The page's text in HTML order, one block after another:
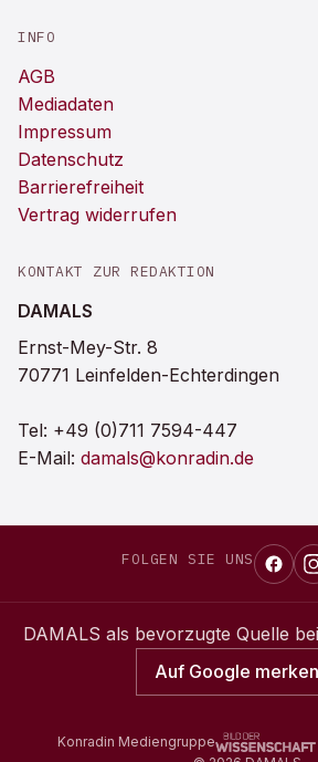
INFO
AGB
Mediadaten
Impressum
Datenschutz
Barrierefreiheit
Vertrag widerrufen
KONTAKT ZUR REDAKTION
DAMALS
Ernst-Mey-Str. 8
70771 Leinfelden-Echterdingen
Tel: +49 (0)711 7594-447
E-Mail: damals@konradin.de
FOLGEN SIE UNS
DAMALS als bevorzugte Quelle
Auf Google
Konradin Mediengruppe